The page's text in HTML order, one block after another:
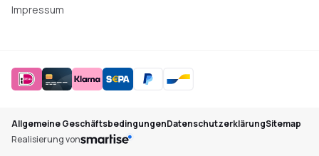
Impressum
Allgemeine GeschäftsbedingungenDatenschutzerklärungSitemap
Realisierung von